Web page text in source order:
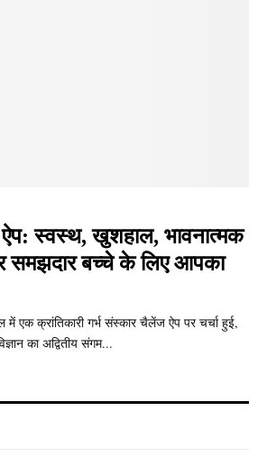
स्वस्थ, खुशहाल, भावनात्मक
समझदार बच्चे के लिए आपका
एक क्रांतिकारी गर्भ संस्कार चैलेंज ऐप पर चर्चा हुई,
का अद्वितीय संगम...